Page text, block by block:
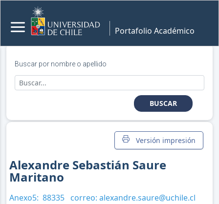
Portafolio Académico
Buscar por nombre o apellido
BUSCAR
Versión impresión
Alexandre Sebastián Saure
Maritano
Anexo5: 88335 correo: alexandre.saure@uchile.cl